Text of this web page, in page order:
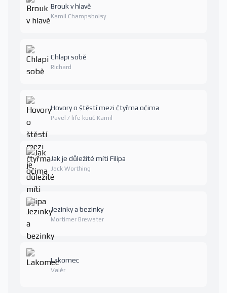
Brouk v hlavě
Kamil Champsboisy
Chlapi sobě
Richard
Hovory o štěstí mezi čtyřma očima
Pavel / life kouč Kamil
Jak je důležité míti Filipa
Jack Worthing
Jezinky a bezinky
Mortimer Brewster
Lakomec
Valér